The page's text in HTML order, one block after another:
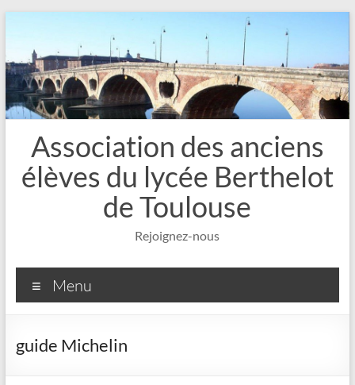
contenu
Association des anciens
élèves du lycée Berthelot
de Toulouse
Rejoignez-nous
Menu
guide Michelin